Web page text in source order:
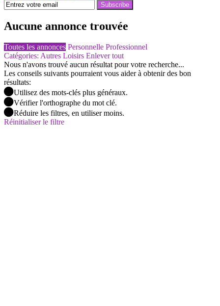
Subscribe
Aucune annonce trouvée
Toutes les annonces Personnelle Professionnel
Catégories: Autres Loisirs Enlever tout
Nous n'avons trouvé aucun résultat pour votre recherche...
Les conseils suivants pourraient vous aider à obtenir des bon
résultats:
Utilisez des mots-clés plus généraux.
Vérifier l'orthographe du mot clé.
Réduire les filtres, en utiliser moins.
Réinitialiser le filtre